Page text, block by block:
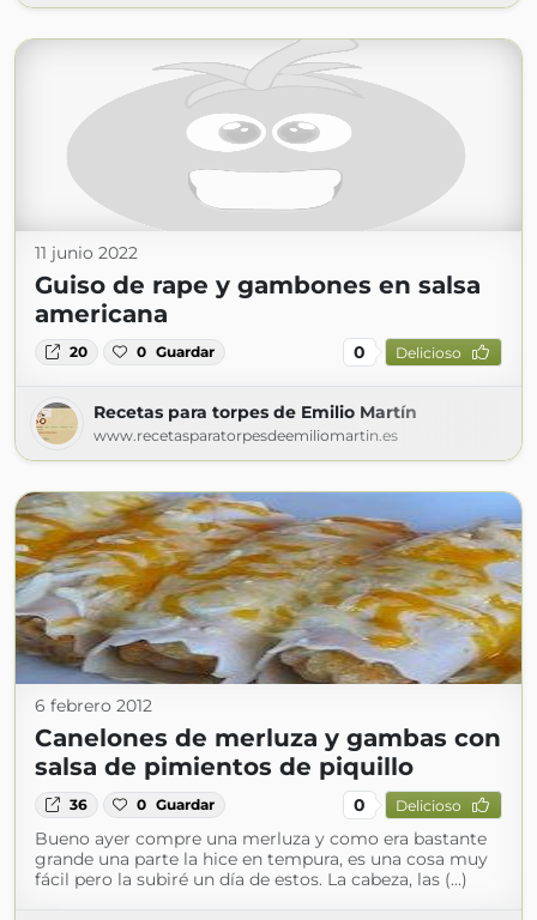
11 junio 2022
Guiso de rape y gambones en salsa
americana
20 0 Guardar 0 Delicioso
Recetas para torpes de Emilio Martín
www.recetasparatorpesdeemiliomartin.es
6 febrero 2012
Canelones de merluza y gambas con
salsa de pimientos de piquillo
36 0 Guardar 0 Delicioso
Bueno ayer compre una merluza y como era bastante
grande una parte la hice en tempura, es una cosa muy
fácil pero la subiré un día de estos. La cabeza, las (...)